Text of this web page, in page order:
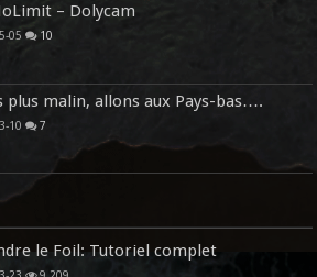
– Dolycam
05 10
plus malin, allons aux Pays-bas….
10 7
le Foil: Tutoriel complet